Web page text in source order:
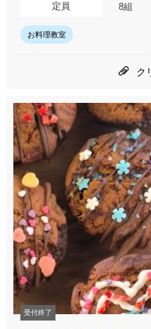
定員 8組
お料理教室
ク
受付終了